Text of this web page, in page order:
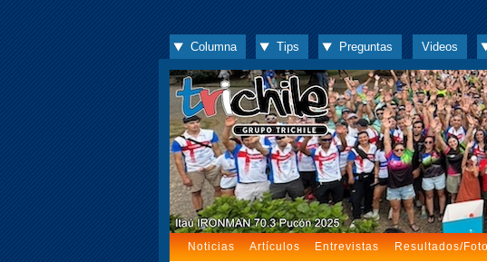
Columna Tips Preguntas Videos
Noticias Artículos Entrevistas Resultados/